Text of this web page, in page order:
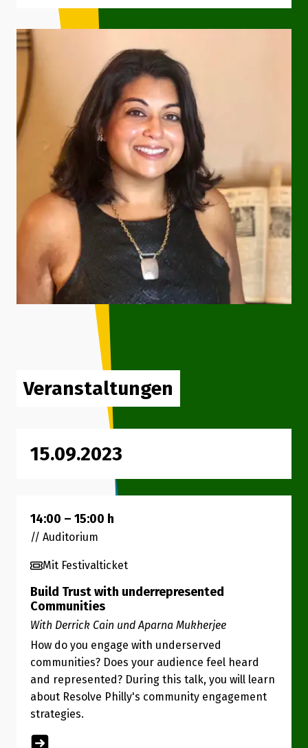
Veranstaltungen
15.09.2023
14:00 – 15:00 h
// Auditorium
Mit Festivalticket
Build Trust with underrepresented
Communities
With Derrick Cain und Aparna Mukherjee
How do you engage with underserved
communities? Does your audience feel heard
and represented? During this talk, you will learn
about Resolve Philly's community engagement
strategies.